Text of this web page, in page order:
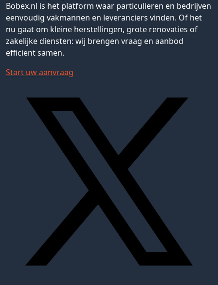
Bobex.nl is het platform waar particulieren en bedrijven
eenvoudig vakmannen en leveranciers vinden. Of het
nu gaat om kleine herstellingen, grote renovaties of
zakelijke diensten: wij brengen vraag en aanbod
efficiënt samen.
Start uw aanvraag